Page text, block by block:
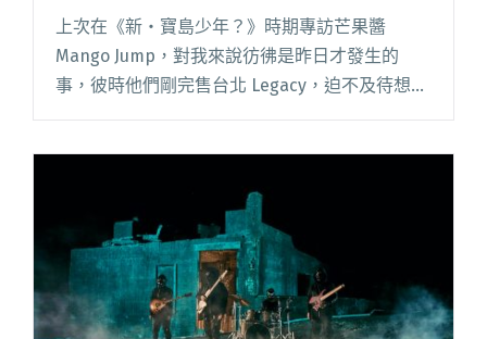
社會、遇到挫折的新鮮人！」
上次在《新・寶島少年？》時期專訪芒果醬
Mango Jump，對我來說彷彿是昨日才發生的
事，彼時他們剛完售台北 Legacy，迫不及待想將
自己充滿熱血和夢想的音樂介紹給全世界。時隔
談《心跳保衛戰》：「這張專輯更像剛出社會、
遇到挫折的新鮮人！」"